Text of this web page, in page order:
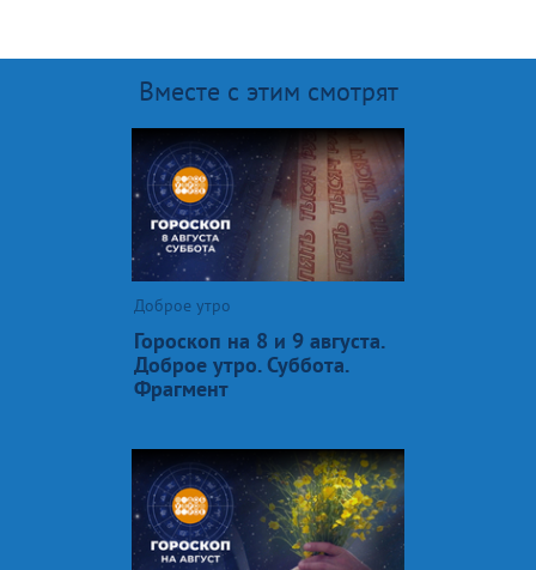
Вместе с этим смотрят
Доброе утро
Гороскоп на 8 и 9 августа.
Доброе утро. Суббота.
Фрагмент